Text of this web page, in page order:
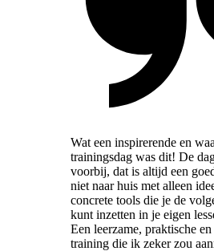
Wat een inspirerende en
trainingsdag was dit! De
voorbij, dat is altijd een
niet naar huis met alleen
concrete tools die je de
kunt inzetten in je eigen
Een leerzame, praktische
training die ik zeker zou